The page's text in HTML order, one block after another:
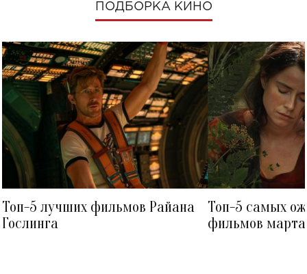
ПОДБОРКА КИНО
Топ-5 лучших фильмов Райана
Гослинга
Топ-5 самых
фильмов